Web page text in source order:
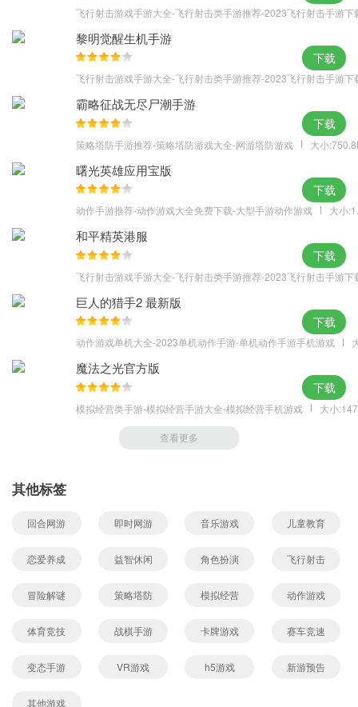
飞行射击游戏手游大全-飞行射击类手游推荐-2023飞行射击手游下
黎明觉醒生机手游
飞行射击游戏手游大全-飞行射击类手游推荐-2023飞行射击手游下
下载
霸略征战无尽尸潮手游
策略塔防手游推荐-策略塔防游戏大全-网游塔防游戏 大小
下载
曙光英雄应用宝版
动作手游推荐-动作游戏大全免费下载-大型手游动作游戏 大小
下载
和平精英港服
飞行射击游戏手游大全-飞行射击类手游推荐-2023飞行射击手游下
下载
巨人的猎手2 最新版
动作游戏单机大全-2023单机动作手游-单机动作手游手机游戏
下载
魔法之光官方版
模拟经营类手游-模拟经营手游大全-模拟经营手机游戏 大小
下载
查看更多
其他标签
回合网游 即时网游 音乐游戏 儿童教育
恋爱养成 益智休闲 角色扮演 飞行射击
冒险解谜 策略塔防 模拟经营 动作游戏
体育竞技 战棋手游 卡牌游戏 赛车竞速
变态手游 VR游戏 h5游戏 新游预告
其他游戏